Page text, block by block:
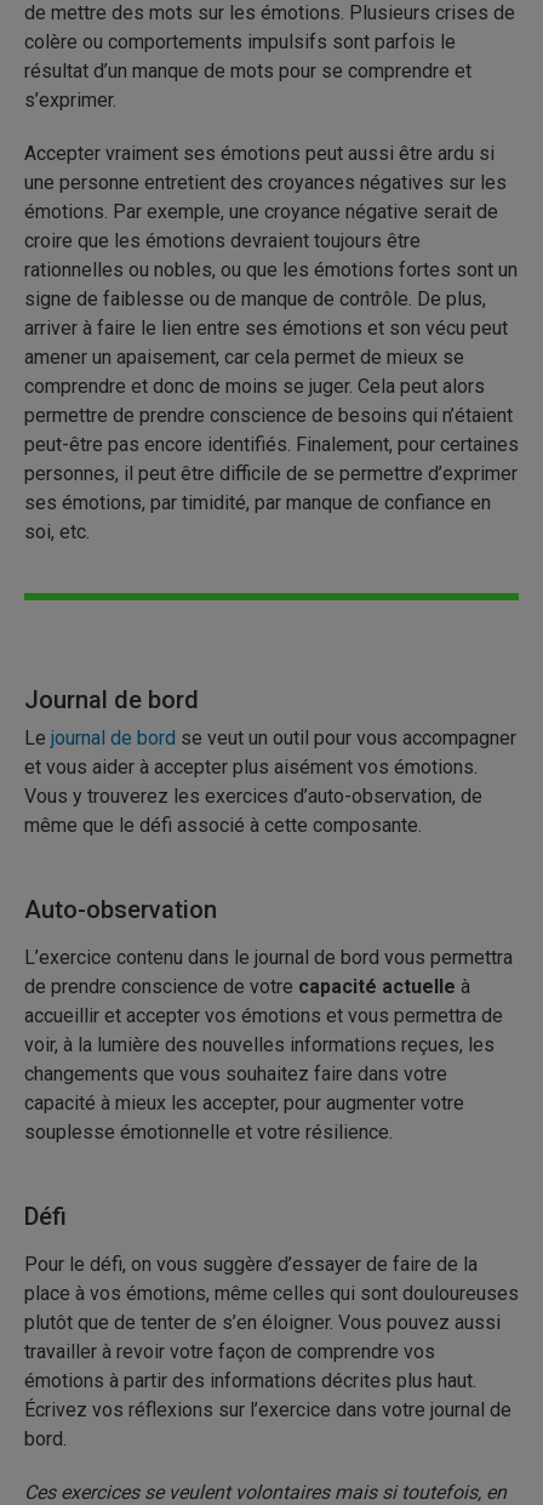
de mettre des mots sur les émotions. Plusieurs crises de
colère ou comportements impulsifs sont parfois le
résultat d’un manque de mots pour se comprendre et
s’exprimer.
Accepter vraiment ses émotions peut aussi être ardu si
une personne entretient des croyances négatives sur les
émotions. Par exemple, une croyance négative serait de
croire que les émotions devraient toujours être
rationnelles ou nobles, ou que les émotions fortes sont un
signe de faiblesse ou de manque de contrôle. De plus,
arriver à faire le lien entre ses émotions et son vécu peut
amener un apaisement, car cela permet de mieux se
comprendre et donc de moins se juger. Cela peut alors
permettre de prendre conscience de besoins qui n’étaient
peut-être pas encore identifiés. Finalement, pour certaines
personnes, il peut être difficile de se permettre d’exprimer
ses émotions, par timidité, par manque de confiance en
soi, etc.
Journal de bord
Le journal de bord se veut un outil pour vous accompagner
et vous aider à accepter plus aisément vos émotions.
Vous y trouverez les exercices d’auto-observation, de
même que le défi associé à cette composante.
Auto-observation
L’exercice contenu dans le journal de bord vous permettra
de prendre conscience de votre capacité actuelle à
accueillir et accepter vos émotions et vous permettra de
voir, à la lumière des nouvelles informations reçues, les
changements que vous souhaitez faire dans votre
capacité à mieux les accepter, pour augmenter votre
souplesse émotionnelle et votre résilience.
Défi
Pour le défi, on vous suggère d’essayer de faire de la
place à vos émotions, même celles qui sont douloureuses
plutôt que de tenter de s’en éloigner. Vous pouvez aussi
travailler à revoir votre façon de comprendre vos
émotions à partir des informations décrites plus haut.
Écrivez vos réflexions sur l’exercice dans votre journal de
bord.
Ces exercices se veulent volontaires mais si toutefois, en